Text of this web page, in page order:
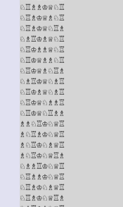
♘♖♗♗♔♕♘♖
♘♖♗♔♕♗♘♖
♘♖♗♔♕♘♖♗
♘♗♖♔♗♕♘♖
♘♖♔♗♗♕♘♖
♘♖♔♕♗♗♘♖
♘♖♔♕♗♘♖♗
♘♗♖♔♕♘♗♖
♘♖♔♗♕♘♗♖
♘♖♔♕♘♗♗♖
♘♖♔♕♘♖♗♗
♗♗♘♖♔♘♕♖
♗♘♖♗♔♘♕♖
♗♘♖♔♘♗♕♖
♗♘♖♔♘♕♖♗
♘♗♗♖♔♘♕♖
♘♖♗♗♔♘♕♖
♘♖♗♔♘♗♕♖
♘♖♗♔♘♕♖♗